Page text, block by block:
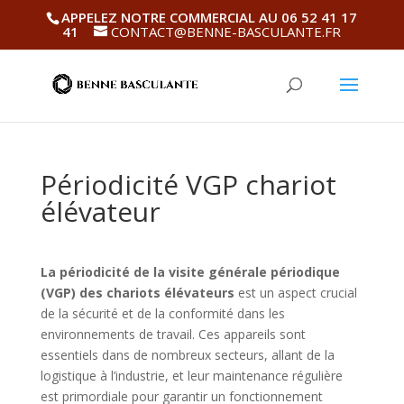
APPELEZ NOTRE COMMERCIAL AU 06 52 41 17
41
CONTACT@BENNE-BASCULANTE.FR
Périodicité VGP chariot
élévateur
La périodicité de la visite générale périodique
(VGP) des chariots élévateurs est un aspect crucial
de la sécurité et de la conformité dans les
environnements de travail. Ces appareils sont
essentiels dans de nombreux secteurs, allant de la
logistique à l’industrie, et leur maintenance régulière
est primordiale pour garantir un fonctionnement